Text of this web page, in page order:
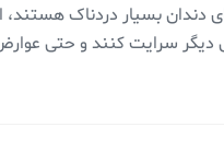
بسیار دردناک هستند،
دیگر سرایت کنند و حتی